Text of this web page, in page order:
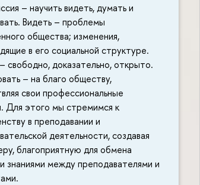
– научить видеть, думать и
Видеть – проблемы
общества; изменения,
в его социальной структуре.
свободно, доказательно, открыто.
– на благо обществу,
свои профессиональные
Для этого мы стремимся к
в преподавании и
деятельности, создавая
благоприятную для обмена
знаниями между преподавателями и